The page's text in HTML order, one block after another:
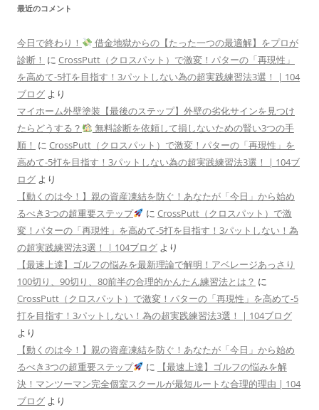
最近のコメント
今日で終わり！
借金地獄からの【たった一つの最適解】をプロが
診断！ に CrossPutt（クロスパット）で激変！パターの「再現性」
を高めて-5打を目指す！3パットしない為の超実践練習法3選！ | 104
ブログ より
マイホーム外壁塗装【最後のステップ】外壁の劣化サインを見つけ
たらどうする？
無料診断を依頼して損しないための賢い3つの手
順！ に CrossPutt（クロスパット）で激変！パターの「再現性」を
高めて-5打を目指す！3パットしない為の超実践練習法3選！ | 104ブ
ログ より
【動くのは今！】親の資産凍結を防ぐ！あなたが「今日」から始め
るべき3つの超重要ステップ
に CrossPutt（クロスパット）で激
変！パターの「再現性」を高めて-5打を目指す！3パットしない！為
の超実践練習法3選！ | 104ブログ より
【最速上達】ゴルフの悩みを最新理論で解明！アベレージあっさり
100切り、90切り、80前半の合理的かんたん練習法とは？ に
CrossPutt（クロスパット）で激変！パターの「再現性」を高めて-5
打を目指す！3パットしない！為の超実践練習法3選！ | 104ブログ
より
【動くのは今！】親の資産凍結を防ぐ！あなたが「今日」から始め
るべき3つの超重要ステップ
に
【最速上達】ゴルフの悩みを解
決！マンツーマン完全個室スクールが最短ルートな合理的理由 | 104
ブログ より